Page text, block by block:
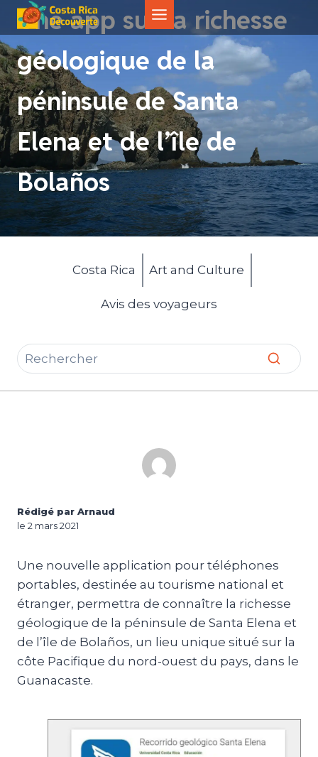
Aller
contenu
Une app sur la richesse
géologique de la
péninsule de Santa
Elena et de l’île de
Bolaños
Costa Rica Art and Culture
Avis des voyageurs
Rédigé par Arnaud
le 2 mars 2021
Une nouvelle application pour téléphones
portables, destinée au tourisme national et
étranger, permettra de connaître la richesse
géologique de la péninsule de Santa Elena et
de l’île de Bolaños, un lieu unique situé sur la
côte Pacifique du nord-ouest du pays, dans le
Guanacaste.